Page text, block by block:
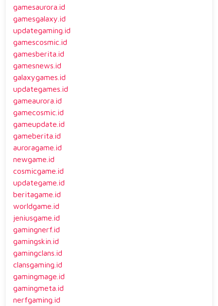
gamesaurora.id
gamesgalaxy.id
updategaming.id
gamescosmic.id
gamesberita.id
gamesnews.id
galaxygames.id
updategames.id
gameaurora.id
gamecosmic.id
gameupdate.id
gameberita.id
auroragame.id
newgame.id
cosmicgame.id
updategame.id
beritagame.id
worldgame.id
jeniusgame.id
gamingnerf.id
gamingskin.id
gamingclans.id
clansgaming.id
gamingmage.id
gamingmeta.id
nerfgaming.id